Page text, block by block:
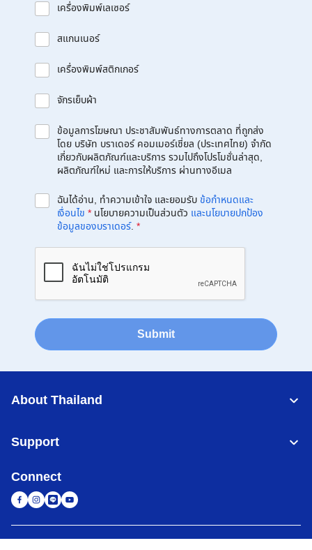
เครื่องพิมพ์เลเซอร์
สแกนเนอร์
เครื่องพิมพ์สติกเกอร์
จักรเย็บผ้า
ข้อมูลการโฆษณา ประชาสัมพันธ์ทางการตลาด ที่ถูกส่ง
โดย บริษัท บราเดอร์ คอมเมอร์เชี่ยล (ประเทศไทย) จำกัด
เกี่ยวกับผลิตภัณฑ์และบริการ รวมไปถึงโปรโมชั่นล่าสุด,
ผลิตภัณฑ์ใหม่ และการให้บริการ ผ่านทางอีเมล
ฉันได้อ่าน, ทำความเข้าใจ และยอมรับข้อกำหนดและ
เงื่อนไข * นโยบายความเป็นส่วนตัว และนโยบายปกป้อง
ข้อมูลของบราเดอร์. *
Submit
About Thailand
Support
Connect